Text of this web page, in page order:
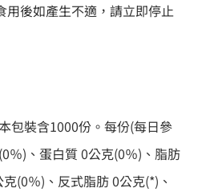
用後如產生不適，請立即停止
包裝含1000份。每份(每日參
％)、蛋白質 0公克(0％)、脂肪
(0％)、反式脂肪 0公克(*)、